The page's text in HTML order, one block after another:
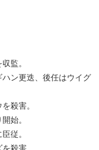
監。
ハン更迭、後任はウイグ
殺害。
始。
従。
殺害。